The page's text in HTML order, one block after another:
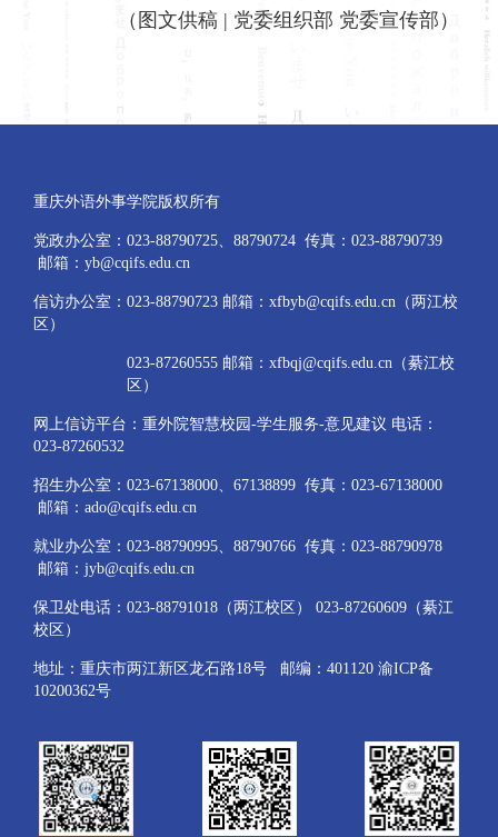
（图文供稿 | 党委组织部 党委宣传部）
重庆外语外事学院版权所有
党政办公室：023-88790725、88790724 传真：023-88790739
邮箱：yb@cqifs.edu.cn
信访办公室：023-88790723 邮箱：xfbyb@cqifs.edu.cn（两江校
区）
023-87260555 邮箱：xfbqj@cqifs.edu.cn（綦江校
区）
网上信访平台：重外院智慧校园-学生服务-意见建议 电话：
023-87260532
招生办公室：023-67138000、67138899 传真：023-67138000
邮箱：ado@cqifs.edu.cn
就业办公室：023-88790995、88790766 传真：023-88790978
邮箱：jyb@cqifs.edu.cn
保卫处电话：023-88791018（两江校区） 023-87260609（綦江
校区）
地址：重庆市两江新区龙石路18号 邮编：401120 渝ICP备
10200362号